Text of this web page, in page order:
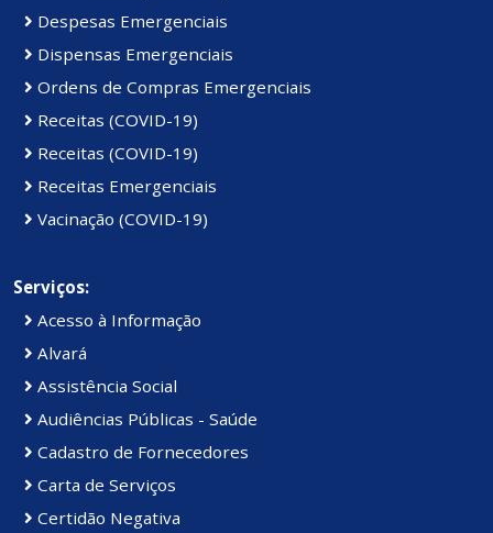
Despesas Emergenciais
Dispensas Emergenciais
Ordens de Compras Emergenciais
Receitas (COVID-19)
Receitas (COVID-19)
Receitas Emergenciais
Vacinação (COVID-19)
Serviços:
Acesso à Informação
Alvará
Assistência Social
Audiências Públicas - Saúde
Cadastro de Fornecedores
Carta de Serviços
Certidão Negativa